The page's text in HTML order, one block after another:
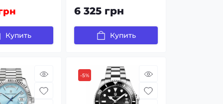
Купить
6 325 грн
Купить
-5%